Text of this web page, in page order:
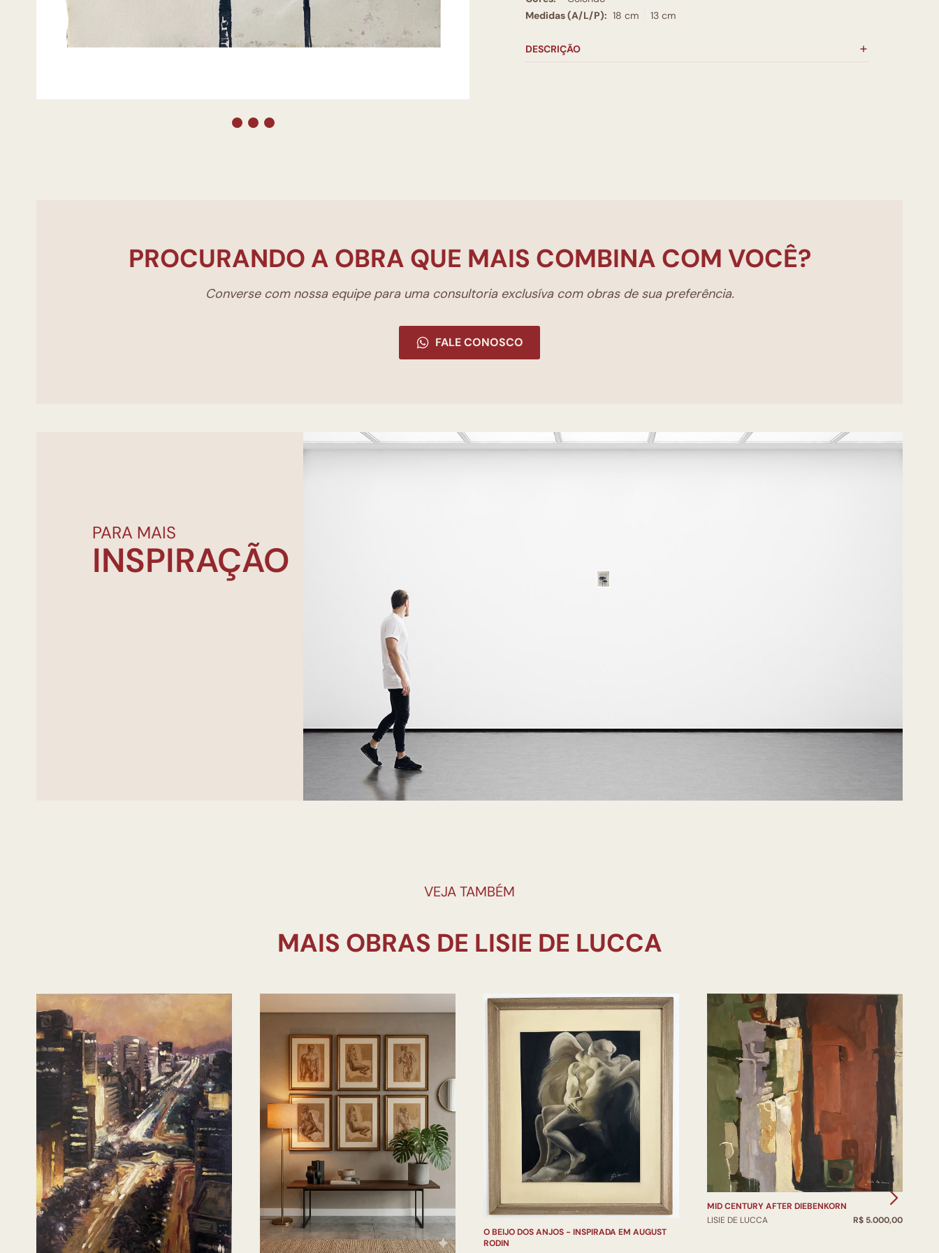
Medidas (A/L/P): 18 cm 13 cm
DESCRIÇÃO
PROCURANDO A OBRA QUE MAIS COMBINA COM VOCÊ?
Converse com nossa equipe para uma consultoria exclusíva com obras de sua preferência.
FALE CONOSCO
PARA MAIS
INSPIRAÇÃO
VEJA TAMBÉM
O BEIJO DOS ANJOS - INSPIRADA EM AUGUST
RODIN
MID CENTURY AFTER DIEBENKORN
LISIE DE LUCCA
R$ 5.000,00